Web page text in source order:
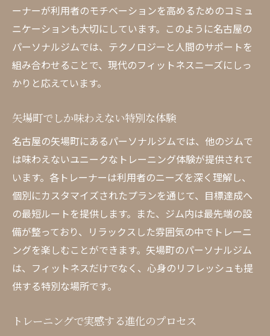
ーナーが利用者のモチベーションを高めるためのコミュ
ニケーションも大切にしています。このように名古屋の
パーソナルジムでは、テクノロジーと人間のサポートを
組み合わせることで、現代のフィットネスニーズにしっ
かりと応えています。
矢場町でしか味わえない特別な体験
名古屋の矢場町にあるパーソナルジムでは、他のジムで
は味わえないユニークなトレーニング体験が提供されて
います。各トレーナーは利用者のニーズを深く理解し、
個別にカスタマイズされたプランを通じて、目標達成へ
の最短ルートを提供します。また、ジム内は最先端の設
備が整っており、リラックスした雰囲気の中でトレーニ
ングを楽しむことができます。矢場町のパーソナルジム
は、フィットネスだけでなく、心身のリフレッシュも提
供する特別な場所です。
トレーニングで実感する進化のプロセス